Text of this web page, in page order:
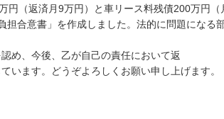
円（返済月9万円）と車リース料残債200万円（
合意書」を作成しました。法的に問題になる
め、今後、乙が自己の責任において返
います。どうぞよろしくお願い申し上げます。